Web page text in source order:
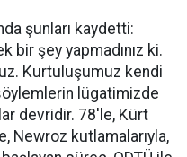
şunları kaydetti:
bir şey yapmadınız ki.
Kurtuluşumuz kendi
lügatimizde
devridir. 78'le, Kürt
Newroz kutlamalarıyla,